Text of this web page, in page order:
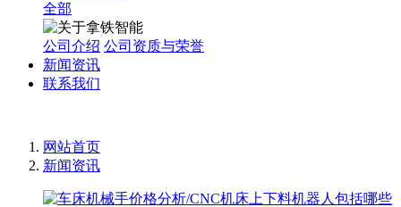
全部
公司介绍 公司资质与荣誉
新闻资讯
联系我们
网站首页
新闻资讯